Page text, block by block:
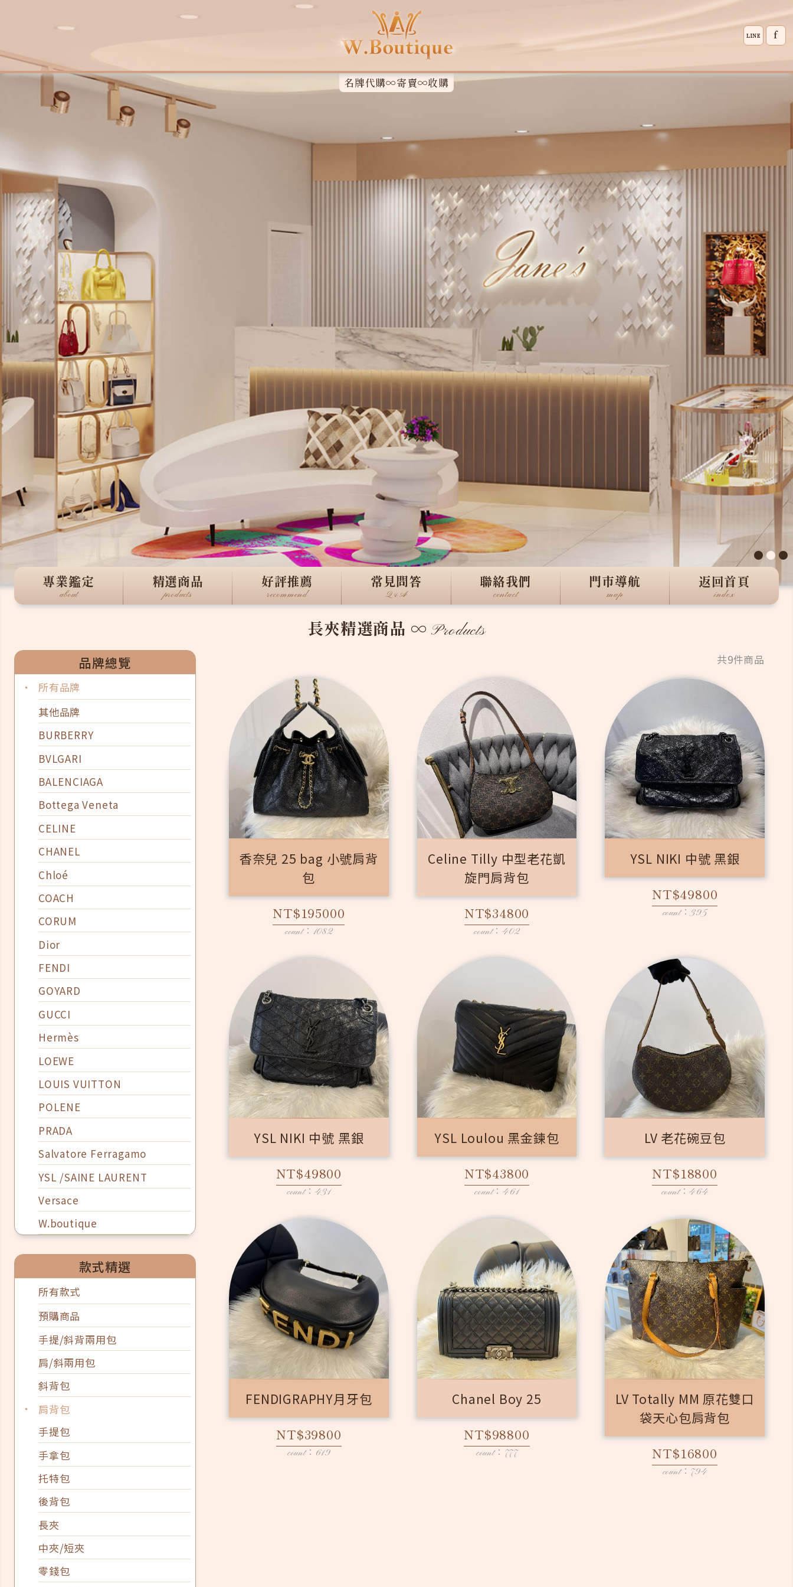
● ● ●
專業鑑定
about
精選商品
products
好評推薦
recommend
常見問答
Q&A
聯絡我們
contact
門市導航
map
返回首頁
index
長夾精選商品 ∞Products
品牌總覽
‧
所有品牌
其他品牌
BURBERRY
BVLGARI
BALENCIAGA
Bottega Veneta
CELINE
CHANEL
Chloé
COACH
CORUM
Dior
FENDI
GOYARD
GUCCI
Hermès
LOEWE
LOUIS VUITTON
POLENE
PRADA
Salvatore Ferragamo
YSL /SAINE LAURENT
Versace
W.boutique
款式精選
所有款式
預購商品
手提/斜背兩用包
肩/斜兩用包
斜背包
‧
肩背包
手提包
手拿包
托特包
後背包
長夾
中夾/短夾
零錢包
共9件商品
香奈兒 25 bag 小號肩背
包
NT$195000
count：1082
Celine Tilly 中型老花凱
旋門肩背包
NT$34800
count：402
YSL NIKI 中號 黑銀
NT$49800
count：395
YSL NIKI 中號 黑銀
NT$49800
count：431
YSL Loulou 黑金鍊包
NT$43800
count：461
LV 老花碗豆包
NT$18800
count：464
FENDIGRAPHY月牙包
NT$39800
count：619
Chanel Boy 25
NT$98800
count：777
LV Totally MM 原花雙口
袋天心包肩背包
NT$16800
count：794
名牌代購∞寄賣∞收購